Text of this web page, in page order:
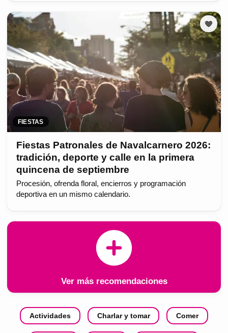
FIESTAS
Fiestas Patronales de Navalcarnero 2026:
tradición, deporte y calle en la primera
quincena de septiembre
Procesión, ofrenda floral, encierros y programación
deportiva en un mismo calendario.
Ver más recomendaciones
Actividades Charlar y tomar Comer